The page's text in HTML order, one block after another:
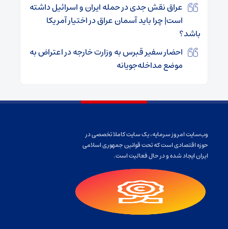
عراق نقش جدی در حمله ایران و اسرائیل داشته
است| چرا باید آسمان عراق در اختیار آمریکا
باشد؟
احضار سفیر قبرس به وزارت خارجه در اعتراض به
موضع مداخله‌جویانه
وب‌سایت امروز سرمایه، یک سایت کاملا تخصصی در
حوزه اقتصادی است که تحت قوانین جمهوری اسلامی
ایران ایجاد شده و در حال فعالیت است.